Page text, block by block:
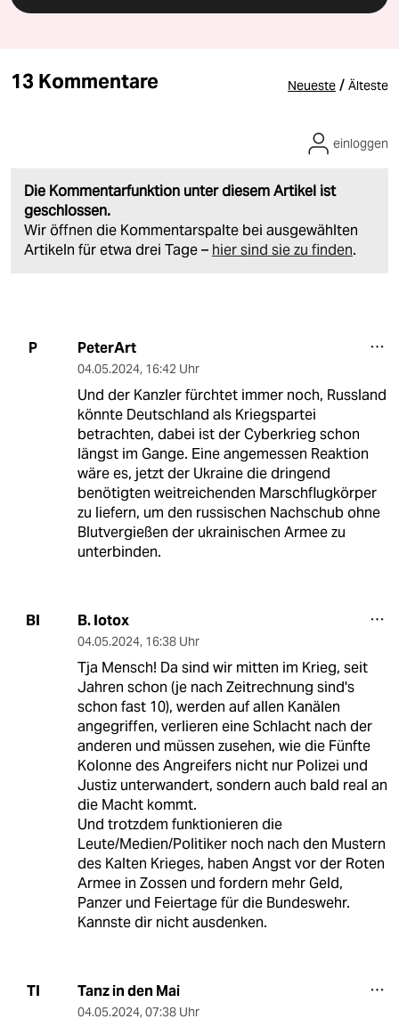
13 Kommentare Neueste / Älteste
Die Kommentarfunktion unter diesem Artikel ist
geschlossen.
Wir öffnen die Kommentarspalte bei ausgewählten
Artikeln für etwa drei Tage – hier sind sie zu finden.
einloggen
P PeterArt
04.05.2024, 16:42 Uhr
Und der Kanzler fürchtet immer noch, Russland
könnte Deutschland als Kriegspartei
betrachten, dabei ist der Cyberkrieg schon
längst im Gange. Eine angemessen Reaktion
wäre es, jetzt der Ukraine die dringend
benötigten weitreichenden Marschflugkörper
zu liefern, um den russischen Nachschub ohne
Blutvergießen der ukrainischen Armee zu
unterbinden.
BI B. Iotox
04.05.2024, 16:38 Uhr
Tja Mensch! Da sind wir mitten im Krieg, seit
Jahren schon (je nach Zeitrechnung sind's
schon fast 10), werden auf allen Kanälen
angegriffen, verlieren eine Schlacht nach der
anderen und müssen zusehen, wie die Fünfte
Kolonne des Angreifers nicht nur Polizei und
Justiz unterwandert, sondern auch bald real an
die Macht kommt.
Und trotzdem funktionieren die
Leute/Medien/Politiker noch nach den Mustern
des Kalten Krieges, haben Angst vor der Roten
Armee in Zossen und fordern mehr Geld,
Panzer und Feiertage für die Bundeswehr.
Kannste dir nicht ausdenken.
TI Tanz in den Mai
04.05.2024, 07:38 Uhr